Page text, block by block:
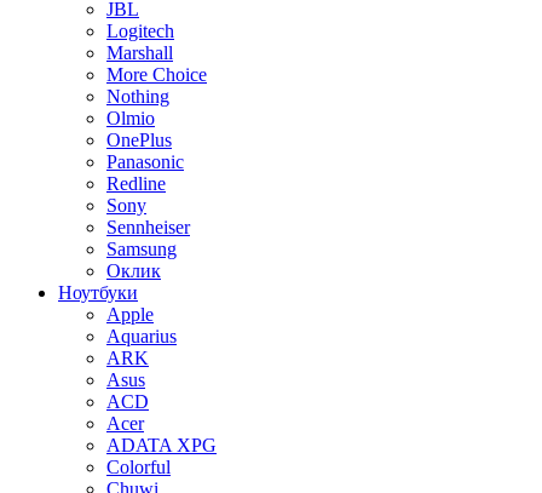
JBL
Logitech
Marshall
More Choice
Nothing
Olmio
OnePlus
Panasonic
Redline
Sony
Sennheiser
Samsung
Оклик
Ноутбуки
Apple
Aquarius
ARK
Asus
ACD
Acer
ADATA XPG
Colorful